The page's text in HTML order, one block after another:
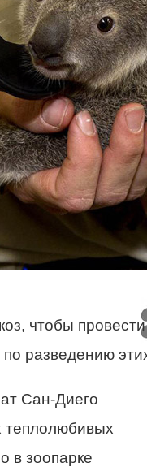
чтобы
разведению
Сан-Диего
теплолюбивых
в зоопарке